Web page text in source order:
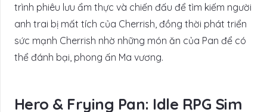
trình phiêu lưu ẩm thực và chiến đấu để tìm kiếm người
anh trai bị mất tích của Cherrish, đồng thời phát triển
sức mạnh Cherrish nhờ những món ăn của Pan để có
thể đánh bại, phong ấn Ma vương.
Hero & Frying Pan: Idle RPG Sim